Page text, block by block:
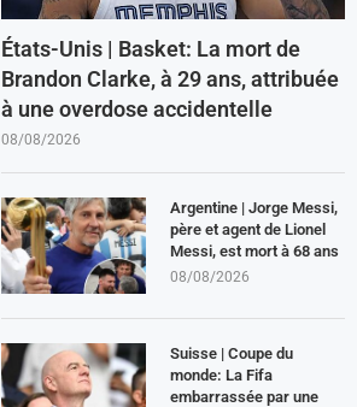
États-Unis | Basket: La mort de
Brandon Clarke, à 29 ans, attribuée
à une overdose accidentelle
08/08/2026
Argentine | Jorge Messi,
père et agent de Lionel
Messi, est mort à 68 ans
08/08/2026
Suisse | Coupe du
monde: La Fifa
embarrassée par une